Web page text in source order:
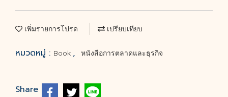
เพิ่มรายการโปรด เปรียบเทียบ
หมวดหมู่ : Book , หนังสือการตลาดและธุรกิจ
Share